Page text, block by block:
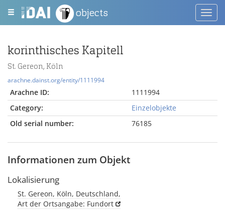
objects
korinthisches Kapitell
St. Gereon, Köln
arachne.dainst.org/entity/1111994
Arachne ID:
1111994
Category:
Einzelobjekte
Old serial number:
76185
Informationen zum Objekt
Lokalisierung
St. Gereon, Köln, Deutschland,
Art der Ortsangabe: Fundort